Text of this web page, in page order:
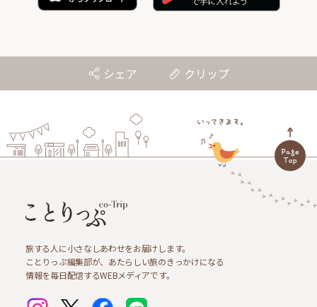
シェア クリップ
旅する人に小さなしあわせをお届けします。
ことりっぷ編集部が、あたらしい旅のきっかけになる
情報を毎日配信するWEBメディアです。